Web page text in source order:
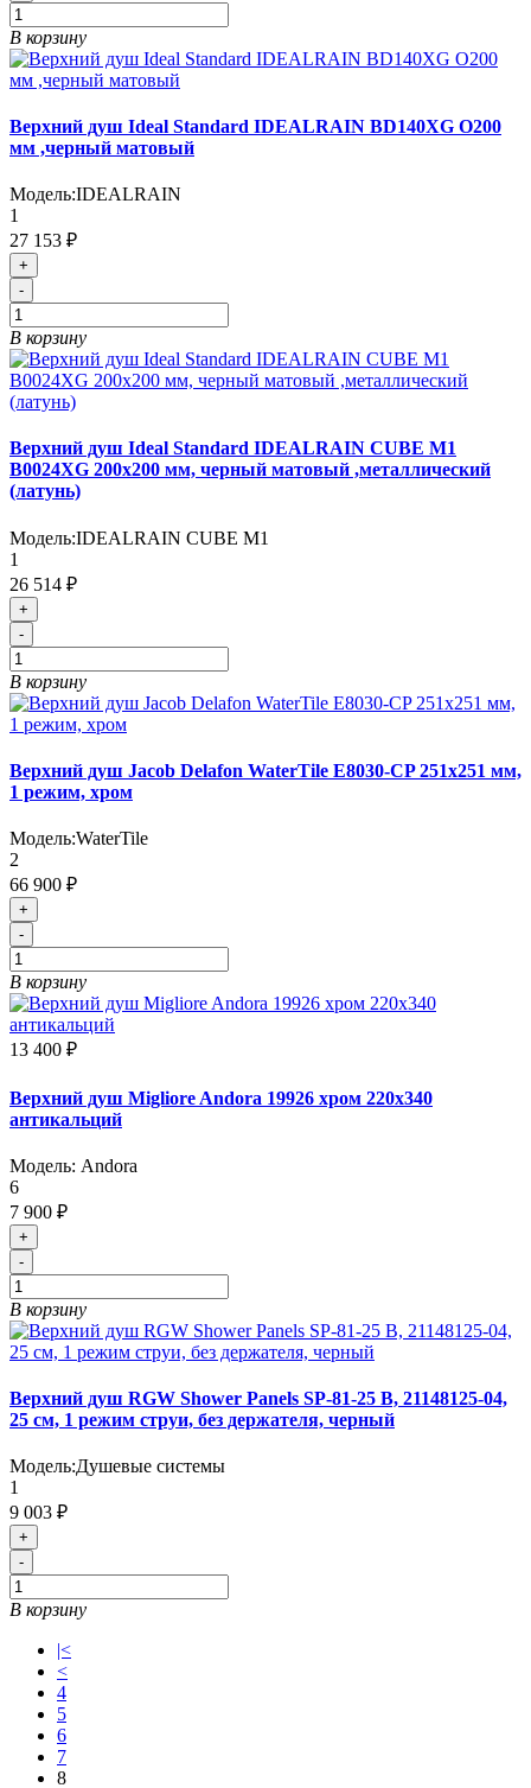
В корзину
Верхний душ Ideal Standard IDEALRAIN BD140XG O200
мм ,черный матовый
Модель:IDEALRAIN
1
27 153 ₽
+
-
В корзину
Верхний душ Ideal Standard IDEALRAIN CUBE M1
B0024XG 200x200 мм, черный матовый ,металлический
(латунь)
Модель:IDEALRAIN CUBE M1
1
26 514 ₽
+
-
В корзину
Верхний душ Jacob Delafon WaterTile E8030-CP 251x251 мм,
1 режим, хром
Модель:WaterTile
2
66 900 ₽
+
-
В корзину
13 400 ₽
Верхний душ Migliore Andora 19926 хром 220х340
антикальций
Модель: Andora
6
7 900 ₽
+
-
В корзину
Верхний душ RGW Shower Panels SP-81-25 B, 21148125-04,
25 см, 1 режим струи, без держателя, черный
Модель:Душевые системы
1
9 003 ₽
+
-
В корзину
|<
<
4
5
6
7
8